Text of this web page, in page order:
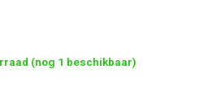
(nog 1 beschikbaar)